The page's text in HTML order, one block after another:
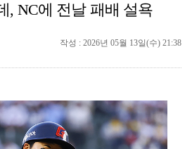
폭발까지 5분…안보현·정은채, 목숨 건 사투 시작(재벌…
서장훈 감독 "내 능력 부족" 자책하게 만든 펜타곤과의…
대한축구협회의 '심판 성접대'…최악의 경우 런던 올림픽…
폭발물 지킨 안보현, '악마 교관' 정은채와 재회(재벌…
, NC에 전날 패배 설욕
작성 : 2026년 05월 13일(수) 21:38